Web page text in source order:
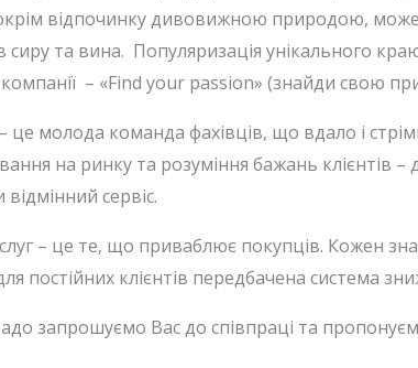
відпочинку дивовижною природою,
сиру та вина. Популяризація унікального
– «Find your passion» (знайди свою
це молода команда фахівців, що вдало і
на ринку та розуміння бажань клієнтів
сервіс.
– це те, що приваблює покупців. Кожен
постійних клієнтів передбачена система
запрошуємо Вас до співпраці та